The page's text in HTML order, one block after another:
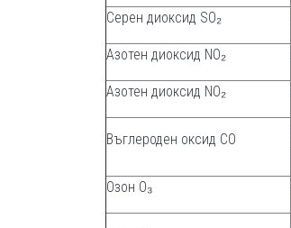
Серен диоксид SO₂
Азотен диоксид NO₂
Азотен диоксид NO₂
Въглероден оксид CO
Озон O₃